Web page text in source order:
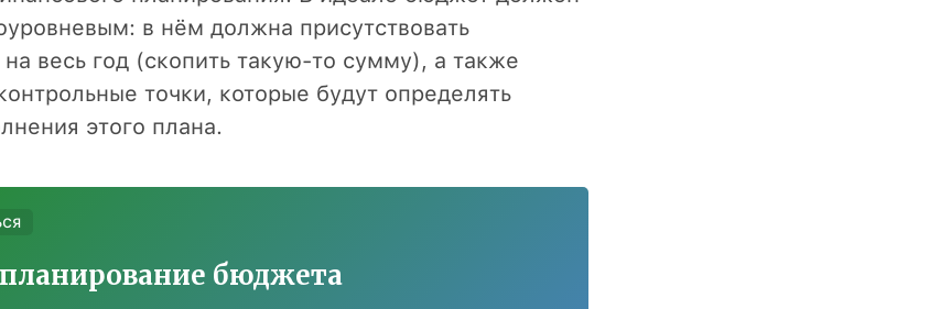
в нём должна присутствовать
весь год (скопить такую-то сумму), а также
точки, которые будут определять
этого плана.
бюджета